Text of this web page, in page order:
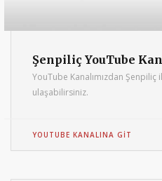
Şenpiliç YouTube
YouTube Kanalımızdan
ulaşabilirsiniz.
YOUTUBE KANALINA GIT